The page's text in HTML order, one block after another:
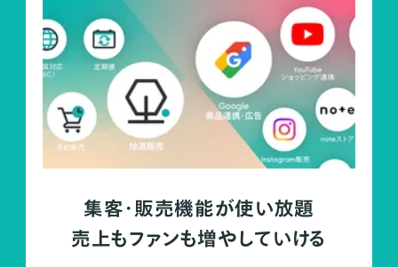
集客・販売機能が使い放題
売上もファンも増やしていける